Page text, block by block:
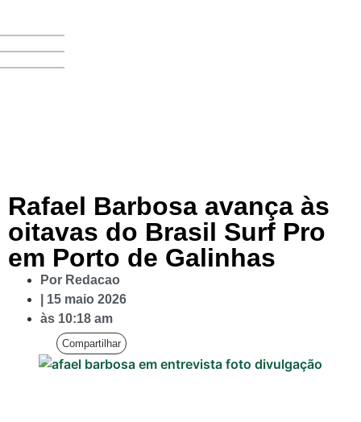
Rafael Barbosa avança às
oitavas do Brasil Surf Pro
em Porto de Galinhas
Por Redacao
15 maio 2026
às 10:18 am
Compartilhar